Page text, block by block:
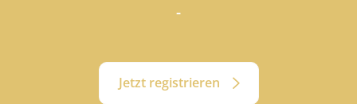
-
Jetzt registrieren